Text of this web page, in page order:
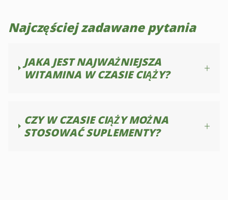
Najczęściej zadawane pytania
JAKA JEST NAJWAŻNIEJSZA
WITAMINA W CZASIE CIĄŻY?
CZY W CZASIE CIĄŻY MOŻNA
STOSOWAĆ SUPLEMENTY?